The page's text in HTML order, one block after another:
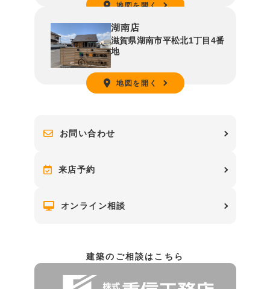
地図を開く
湖南店
滋賀県湖南市平松北1丁目4番
地
地図を開く
お問い合わせ
来店予約
オンライン相談
建築のご相談はこちら